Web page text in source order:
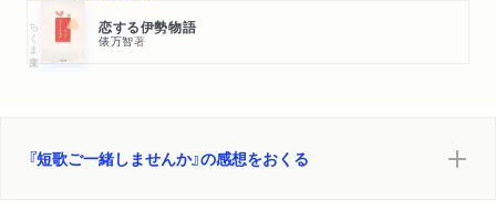
ちくま文庫 恋する伊勢物語
俵万智著
『短歌ご一緒しませんか』の感想をおくる